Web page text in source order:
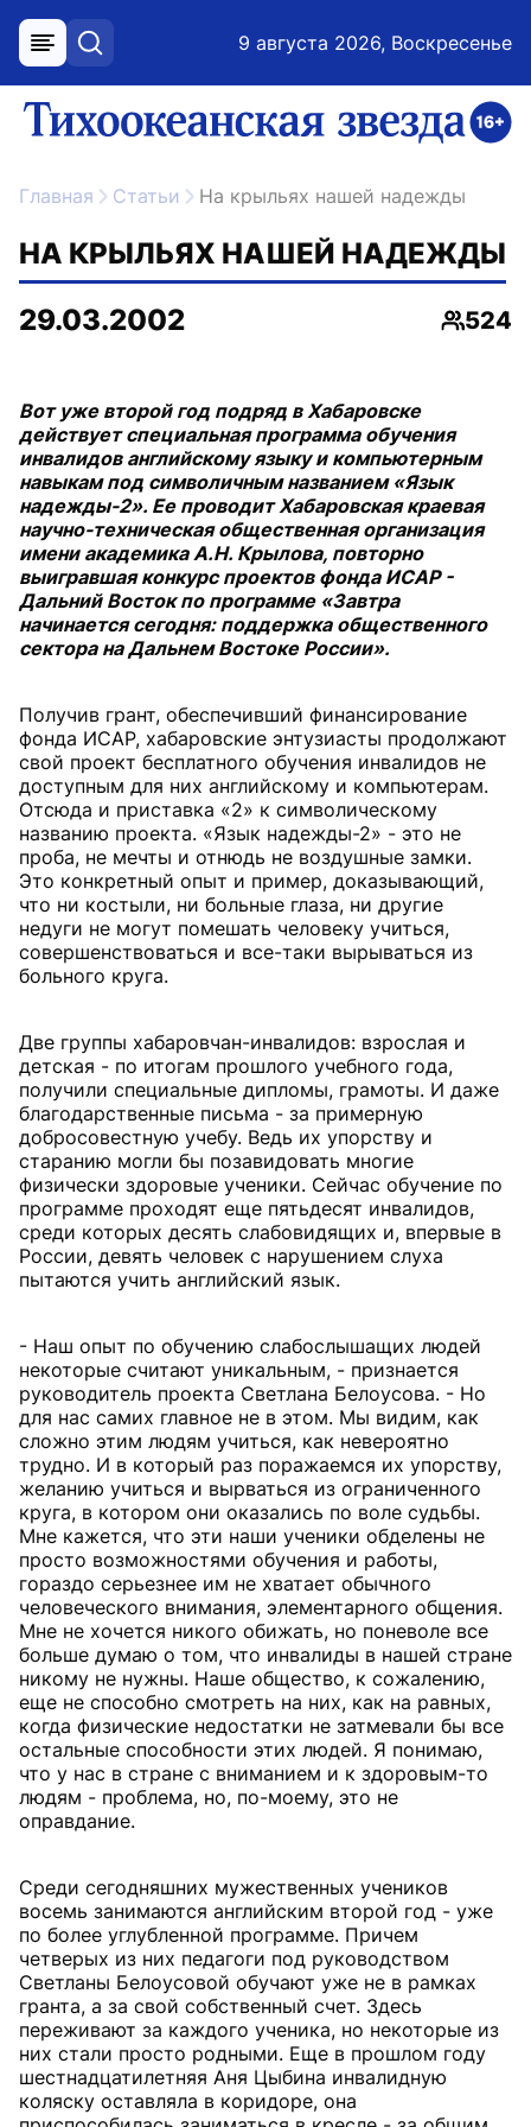
меню поиск 9 августа 2026, Воскресенье
ссылка на главную
Главная Статьи На крыльях нашей надежды
НА КРЫЛЬЯХ НАШЕЙ НАДЕЖДЫ
29.03.2002
524
Вот уже второй год подряд в Хабаровске
действует специальная программа обучения
инвалидов английскому языку и компьютерным
навыкам под символичным названием «Язык
надежды-2». Ее проводит Хабаровская краевая
научно-техническая общественная организация
имени академика А.Н. Крылова, повторно
выигравшая конкурс проектов фонда ИСАР -
Дальний Восток по программе «Завтра
начинается сегодня: поддержка общественного
сектора на Дальнем Востоке России».
Получив грант, обеспечивший финансирование
фонда ИСАР, хабаровские энтузиасты продолжают
свой проект бесплатного обучения инвалидов не
доступным для них английскому и компьютерам.
Отсюда и приставка «2» к символическому
названию проекта. «Язык надежды-2» - это не
проба, не мечты и отнюдь не воздушные замки.
Это конкретный опыт и пример, доказывающий,
что ни костыли, ни больные глаза, ни другие
недуги не могут помешать человеку учиться,
совершенствоваться и все-таки вырываться из
больного круга.
Две группы хабаровчан-инвалидов: взрослая и
детская - по итогам прошлого учебного года,
получили специальные дипломы, грамоты. И даже
благодарственные письма - за примерную
добросовестную учебу. Ведь их упорству и
старанию могли бы позавидовать многие
физически здоровые ученики. Сейчас обучение по
программе проходят еще пятьдесят инвалидов,
среди которых десять слабовидящих и, впервые в
России, девять человек с нарушением слуха
пытаются учить английский язык.
- Наш опыт по обучению слабослышащих людей
некоторые считают уникальным, - признается
руководитель проекта Светлана Белоусова. - Но
для нас самих главное не в этом. Мы видим, как
сложно этим людям учиться, как невероятно
трудно. И в который раз поражаемся их упорству,
желанию учиться и вырваться из ограниченного
круга, в котором они оказались по воле судьбы.
Мне кажется, что эти наши ученики обделены не
просто возможностями обучения и работы,
гораздо серьезнее им не хватает обычного
человеческого внимания, элементарного общения.
Мне не хочется никого обижать, но поневоле все
больше думаю о том, что инвалиды в нашей стране
никому не нужны. Наше общество, к сожалению,
еще не способно смотреть на них, как на равных,
когда физические недостатки не затмевали бы все
остальные способности этих людей. Я понимаю,
что у нас в стране с вниманием и к здоровым-то
людям - проблема, но, по-моему, это не
оправдание.
Среди сегодняшних мужественных учеников
восемь занимаются английским второй год - уже
по более углубленной программе. Причем
четверых из них педагоги под руководством
Светланы Белоусовой обучают уже не в рамках
гранта, а за свой собственный счет. Здесь
переживают за каждого ученика, но некоторые из
них стали просто родными. Еще в прошлом году
шестнадцатилетняя Аня Цыбина инвалидную
коляску оставляла в коридоре, она